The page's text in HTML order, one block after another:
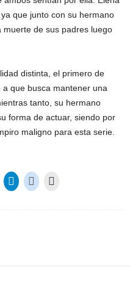
que junto con su hermano
de sus padres luego
distinta, el primero de
que busca mantener una
tanto, su hermano
forma de actuar, siendo por
maligno para esta serie.